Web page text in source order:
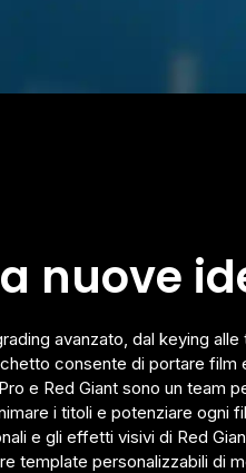
nuove
avanzato, dal keying alle
consente di portare film
e Red Giant sono un team
i titoli e potenziare ogni
e gli effetti visivi di Red
template personalizzabili di